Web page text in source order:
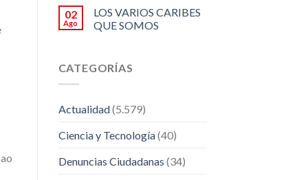
02
Ago
LOS VARIOS CARIBES
QUE SOMOS
CATEGORÍAS
Actualidad(5.579)
Ciencia y Tecnología(40)
Denuncias Ciudadanas (34)